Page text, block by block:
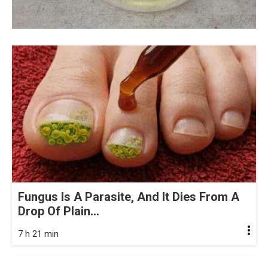
Fungus Is A Parasite, And It Dies From A
Drop Of Plain...
7 h 21 min